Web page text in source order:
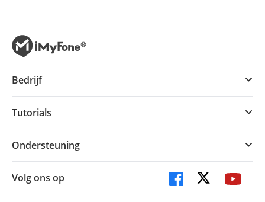
Bedrijf
Tutorials
Ondersteuning
Volg ons op